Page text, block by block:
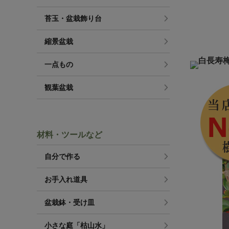
苔玉・盆栽飾り台
縮景盆栽
一点もの
観葉盆栽
材料・ツールなど
自分で作る
お手入れ道具
盆栽鉢・受け皿
小さな庭「枯山水」